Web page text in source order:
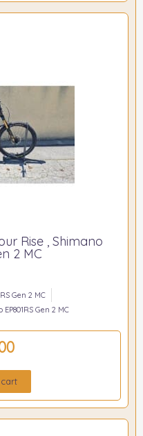
Rise , Shimano
2 MC
Gen 2 MC
Gen 2 MC